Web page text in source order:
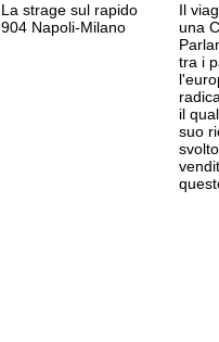
La strage sul rapido
904 Napoli-Milano
Il
una
tra i
il
suo